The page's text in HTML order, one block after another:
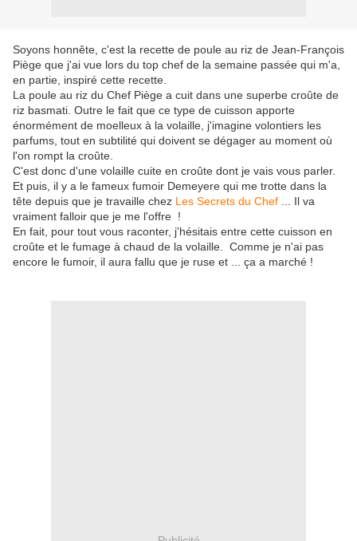
Soyons honnête, c'est la recette de poule au riz de Jean-François
Piège que j'ai vue lors du top chef de la semaine passée qui m'a,
en partie, inspiré cette recette.
La poule au riz du Chef Piège a cuit dans une superbe croûte de
riz basmati. Outre le fait que ce type de cuisson apporte
énormément de moelleux à la volaille, j'imagine volontiers les
parfums, tout en subtilité qui doivent se dégager au moment où
l'on rompt la croûte.
C'est donc d'une volaille cuite en croûte dont je vais vous parler.
Et puis, il y a le fameux fumoir Demeyere qui me trotte dans la
tête depuis que je travaille chez Les Secrets du Chef ... Il va
vraiment falloir que je me l'offre !
En fait, pour tout vous raconter, j'hésitais entre cette cuisson en
croûte et le fumage à chaud de la volaille. Comme je n'ai pas
encore le fumoir, il aura fallu que je ruse et ... ça a marché !